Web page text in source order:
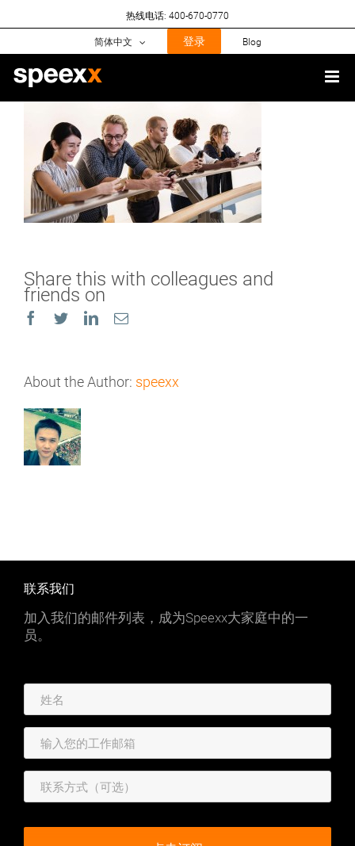
to
热线电话: 400-670-0770
简体中文 登录 Blog
Share this with colleagues and
friends on
Facebook
TwitterLinkedInEmail
About the Author: speexx
联系我们
加入我们的邮件列表，成为Speexx大家庭中的一
员。